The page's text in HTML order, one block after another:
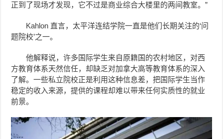
正到了现场才发现，它不过是商业综合大楼里的两间教室。”
Kahlon 直言，太平洋连结学院一直是他们长期关注的‘问
题院校’之一。
他解释说，许多国际学生来自原籍国的农村地区，对西
方教育体系天然信任，却缺乏对加拿大高等教育体系的深入
了解。一些私立院校正是利用这种信息差，把国际学生当作
稳定的收入来源，提供的课程却难以带来任何实质性的就业
前景。